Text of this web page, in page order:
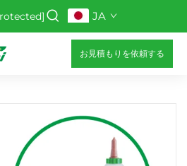
JA
お見積もりを依頼する